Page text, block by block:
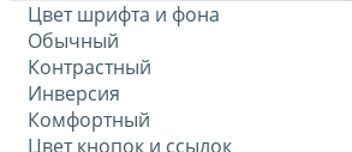
Цвет шрифта и фона
Обычный
Контрастный
Инверсия
Комфортный
Цвет кнопок и ссылок